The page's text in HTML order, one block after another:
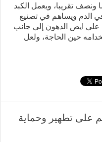
ونصف تقريبا، ويعمل الكبد
الدم ويساهم في تصنيع
على ايض الدهون إلى جانب
حين الحاجة، ولعل
على تطهير وحماية